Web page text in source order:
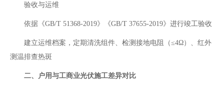
验收与运维‌
依据《GB/T 51368-2019》《GB/T 37655-2019》进行竣工验收
建立运维档案，定期清洗组件、检测接地电阻（≤4Ω）、红外
测温排查热斑
二、户用与工商业光伏施工差异对比‌